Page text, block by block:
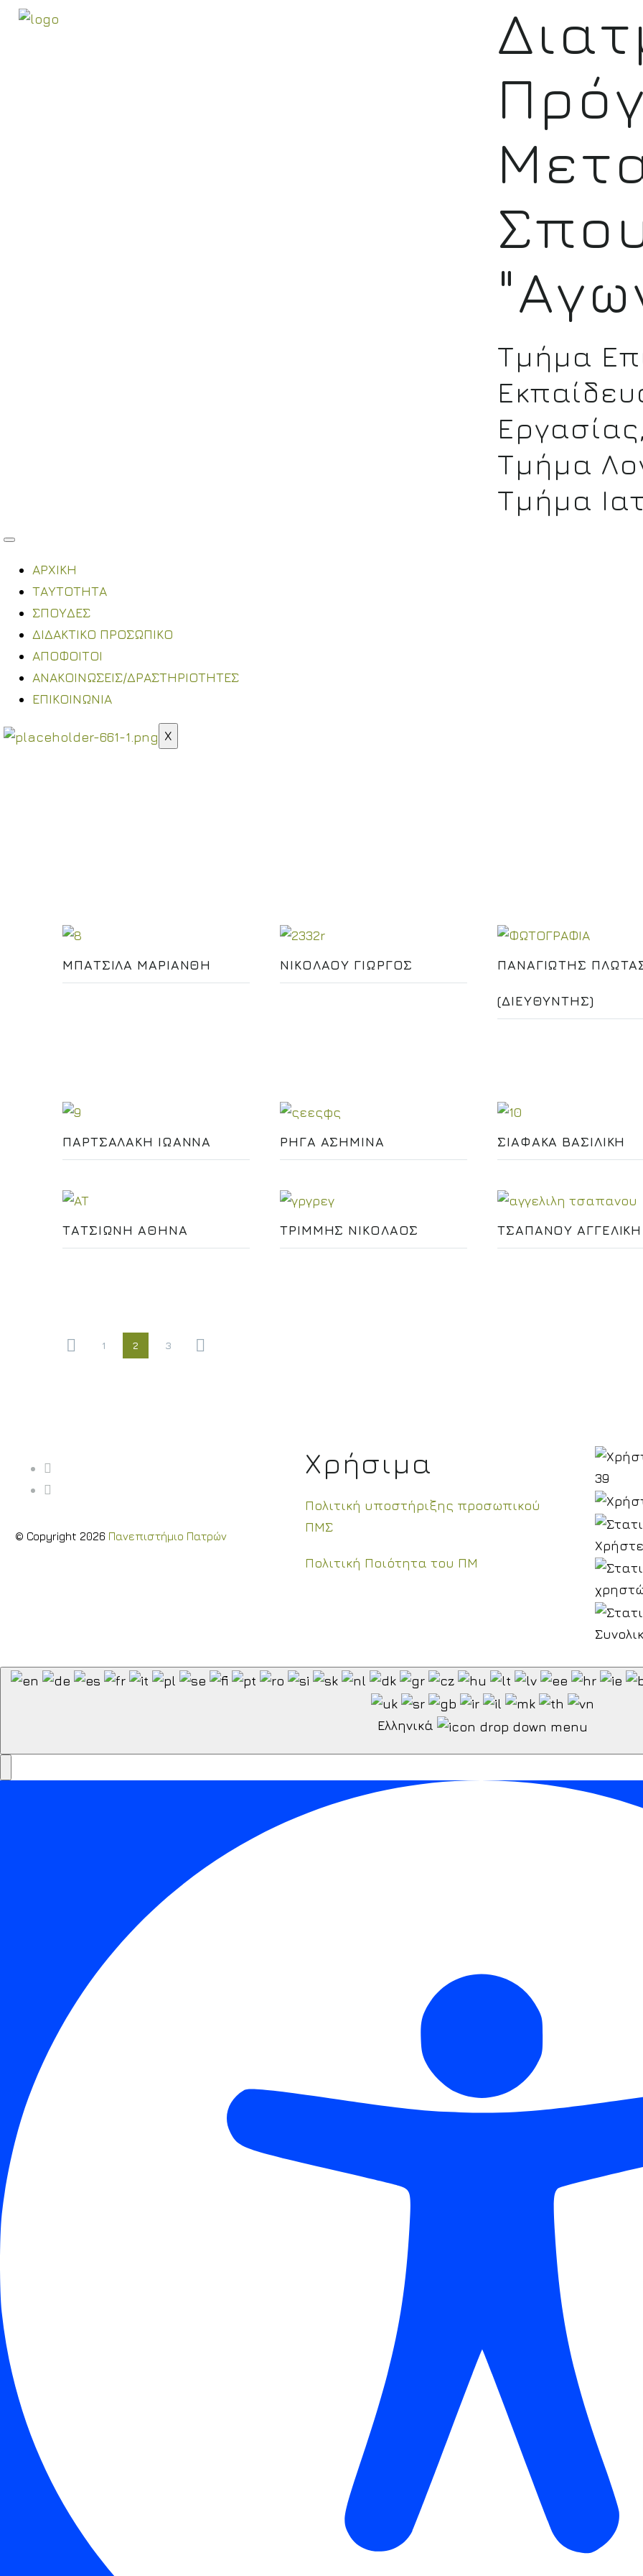
Τμήμα
Εργασίας,
Τμήμα
Τμήμα
ΑΡΧΙΚΗ
ΤΑΥΤΟΤΗΤΑ
ΣΠΟΥΔΕΣ
ΔΙΔΑΚΤΙΚΟ ΠΡΟΣΩΠΙΚΟ
ΑΠΟΦΟΙΤΟΙ
ΑΝΑΚΟΙΝΩΣΕΙΣ/ΔΡΑΣΤΗΡΙΟΤΗΤΕΣ
ΕΠΙΚΟΙΝΩΝΙΑ
X
ΜΠΑΤΣΙΛΑ ΜΑΡΙΑΝΘΗ ΝΙΚΟΛΑΟΥ ΓΙΩΡΓΟΣ ΠΑΝΑΓΙΩΤΗΣ
(ΔΙΕΥΘΥΝΤΗΣ)
ΠΑΡΤΣΑΛΑΚΗ ΙΩΑΝΝΑ ΡΗΓΑ ΑΣΗΜΙΝΑ ΣΙΑΦΑΚΑ ΒΑΣΙΛΙΚΗ
ΤΑΤΣΙΩΝΗ ΑΘΗΝΑ ΤΡΙΜΜΗΣ ΝΙΚΟΛΑΟΣ ΤΣΑΠΑΝΟΥ ΑΓΓΕΛΙΚΗ
1 2 3
© Copyright 2026 Πανεπιστήμιο Πατρών
Χρήσιμα
Πολιτική υποστήριξης προσωπικού
ΠΜΣ
Πολιτική Ποιότητα του ΠΜ
39
Ελληνικά